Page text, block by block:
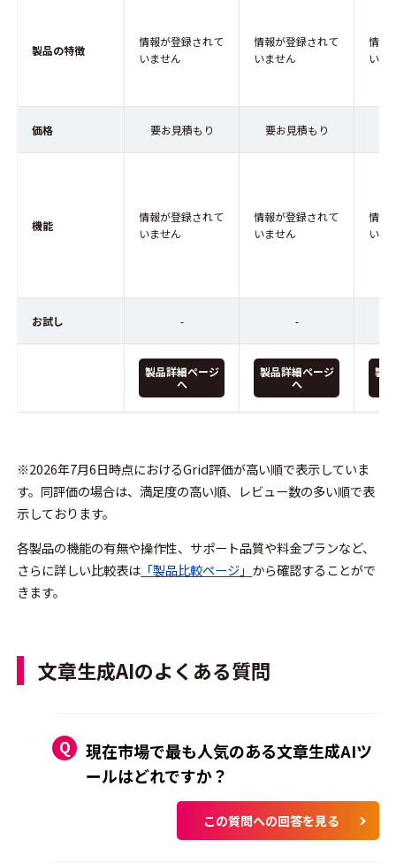
製品の特徴
情報が登録されて
いません
情報が登録されて
いません
情報
いま
価格 要お見積もり 要お見積もり
機能
情報が登録されて
いません
情報が登録されて
いません
情報
いま
お試し - -
製品詳細ページ
へ
製品詳細ページ
へ
製
※2026年7月6日時点におけるGrid評価が高い順で表示していま
す。同評価の場合は、満足度の高い順、レビュー数の多い順で表
示しております。
各製品の機能の有無や操作性、サポート品質や料金プランなど、
さらに詳しい比較表は 「製品比較ページ」 から確認することがで
きます。
文章生成AIのよくある質問
現在市場で最も人気のある文章生成AIツ
ールはどれですか？
この質問への回答を見る